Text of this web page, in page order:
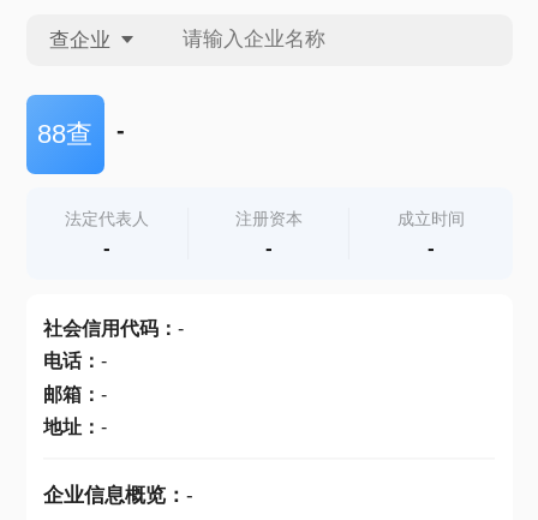
查企业
查企业
查产地
88查 -
法定代表人
-
注册资本
-
成立时间
-
社会信用代码： -
电话： -
邮箱： -
地址： -
企业信息概览： -